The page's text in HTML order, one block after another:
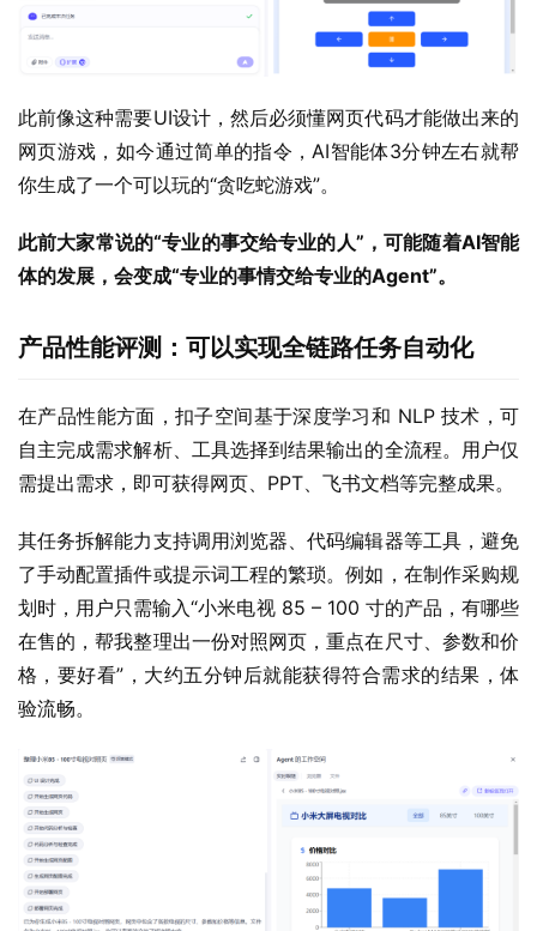
此前像这种需要UI设计，然后必须懂网页代码才能做出来的
网页游戏，如今通过简单的指令，AI智能体3分钟左右就帮
你生成了一个可以玩的“贪吃蛇游戏”。
此前大家常说的“专业的事交给专业的人”，可能随着AI智能
体的发展，会变成“专业的事情交给专业的Agent”。
产品性能评测：可以实现全链路任务自动化
在产品性能方面，扣子空间基于深度学习和 NLP 技术，可
自主完成需求解析、工具选择到结果输出的全流程。用户仅
需提出需求，即可获得网页、PPT、飞书文档等完整成果。
其任务拆解能力支持调用浏览器、代码编辑器等工具，避免
了手动配置插件或提示词工程的繁琐。例如，在制作采购规
划时，用户只需输入“小米电视 85 – 100 寸的产品，有哪些
在售的，帮我整理出一份对照网页，重点在尺寸、参数和价
格，要好看”，大约五分钟后就能获得符合需求的结果，体
验流畅。